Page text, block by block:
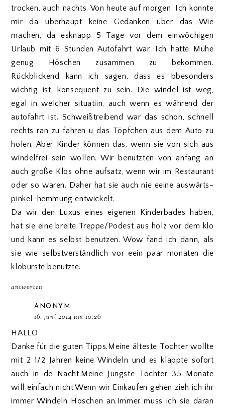
trocken, auch nachts. Von heute auf morgen. Ich konnte
mir da überhaupt keine Gedanken über das Wie
machen, da esknapp 5 Tage vor dem einwöchigen
Urlaub mit 6 Stunden Autofahrt war. Ich hatte Mühe
genug Höschen zusammen zu bekommen.
Rückblickend kann ich sagen, dass es bbesonders
wichtig ist, konsequent zu sein. Die windel ist weg,
egal in welcher situatiin, auch wenn es während der
autofahrt ist. Schweißtreibend war das schon, schnell
rechts ran zu fahren u das Töpfchen aus dem Auto zu
holen. Aber Kinder können das, wenn sie von sich aus
windelfrei sein wollen. Wir benutzten von anfang an
auch große Klos ohne aufsatz, wenn wir im Restaurant
oder so waren. Daher hat sie auch nie eeine auswärts-
pinkel-hemmung entwickelt.
Da wir den Luxus eines eigenen Kinderbades haben,
hat sie eine breite Treppe/Podest aus holz vor dem klo
und kann es selbst benutzen. Wow fand ich dann, als
sie wie selbstverständlich vor eein paar monaten die
klobürste benutzte.
antworten
ANONYM
16. juni 2014 um 10:26
HALLO
Danke für die guten Tipps.Meine älteste Tochter wollte
mit 2 1/2 Jahren keine Windeln und es klappte sofort
auch in de Nacht.Meine Jüngste Tochter 35 Monate
will einfach nicht.Wenn wir Einkaufen gehen zieh ich ihr
immer Windeln Höschen an.Immer muss ich sie daran